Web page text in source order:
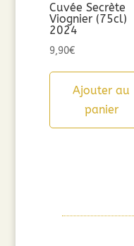
Cuvée Secrète
Viognier (75cl)
2024
9,90€
Ajouter au
panier